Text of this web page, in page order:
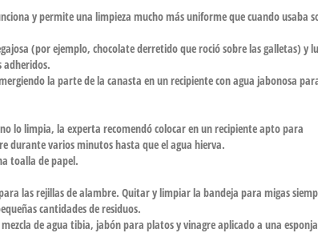
y permite una limpieza mucho más uniforme que cuando usaba
(por ejemplo, chocolate derretido que roció sobre las galletas) y
adheridos.
la parte de la canasta en un recipiente con agua jabonosa
lo limpia, la experta recomendó colocar en un recipiente apto para
durante varios minutos hasta que el agua hierva.
toalla de papel.
las rejillas de alambre. Quitar y limpiar la bandeja para migas
cantidades de residuos.
de agua tibia, jabón para platos y vinagre aplicado a una